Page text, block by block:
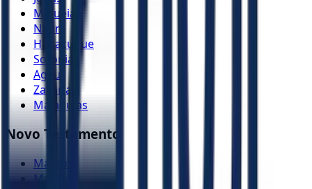
Miquéias
Naum
Habacuque
Sofonias
Ageu
Zacarias
Malaquias
Novo Testamento
Mateus
Marcos